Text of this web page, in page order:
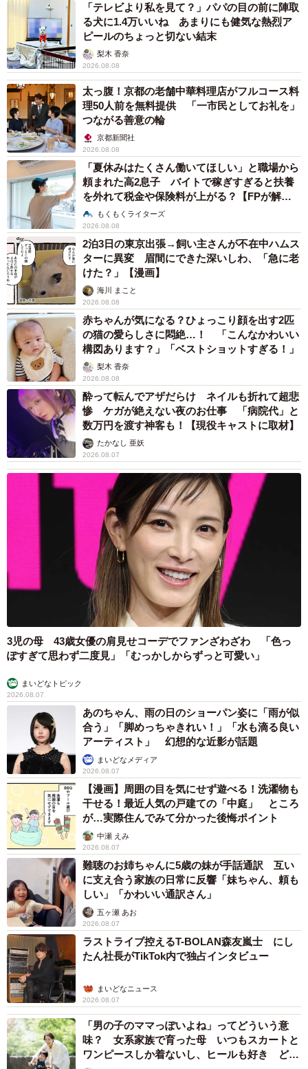
「テレビより私を見て？」パパの目の前に陣取
る犬に1.4万いいね あまりにも健気な熱烈ア
ピールのちょっと切ない結末
梨木 香奈
2026.08.08
太っ腹！京都の老舗中華料理店がフルコース料
理50人前を無料提供 「一市民としてお礼を」
つながる善意の輪
京都新聞社
2026.08.08
「夏休みはたくさん働いてほしい」と職場から
頼まれた高2息子 バイトで稼ぎすぎると扶養
を外れて税金や保険料が上がる？【FPが解
説】もくもくライターズ
2026.08.08
2泊3日の東京出張→飼い主さんが不在中ハムス
ターに異変 眉間にできた深いしわ、「急に老
けた？」【漫画】
海川 まこと
2026.08.08
赤ちゃんが気になる？ひょっこり顔を出す2匹
の猫の愛らしさに悶絶…！ 「こんなかわいい
構図あります？」「ベストショットすぎる！」
梨木 香奈
2026.08.08
酔って転んでアザだらけ ネイルも折れて超悲
惨 ケガが絶えない夜のお仕事 「病院代」と
数万円を渡す神客も！【現役キャストに取材】
たかなし 亜妖
2026.08.07
3児の母 43歳女優の肩見せコーデでファンざわざわ 「色っ
ぽすぎて思わず二度見」「むっかしからずっと可愛い」
まいどなトピック
2026.08.07
あのちゃん、雨の日のショーパン姿に「雨が似
合う」「脚めっちゃきれい！」「水も滴る良い
アーティスト」 幻想的な近影が話題
まいどなメディア
2026.08.07
【漫画】周囲の目を気にせず遊べる！洗濯物も
干せる！最近人気の戸建ての「中庭」 ところ
が…実際住んでみて分かった後悔ポイント
中瀬 えみ
2026.08.07
難聴のお姉ちゃんに5歳の妹が手話通訳 互い
に支え合う家族の日常に反響「妹ちゃん、頼も
しい」「かわいい通訳さん」
五ヶ瀬 あお
2026.08.07
ラストライブ控えるT-BOLAN森友嵐士 にし
たん社長がTikTok内で独占インタビュー
まいどなニュース
2026.08.07
「男の子のママっぽいよね」ってどういう意
味？ 女系家族で育った母 いつもスカートと
ワンピースしか着ないし、ヒールも好き どの